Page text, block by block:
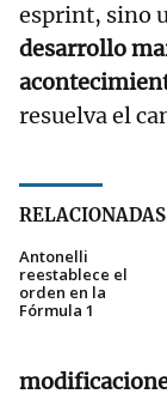
esprint, sino
desarrollo
resuelva el
RELACIONADAS
Antonelli
reestablece el
orden en la
Fórmula 1